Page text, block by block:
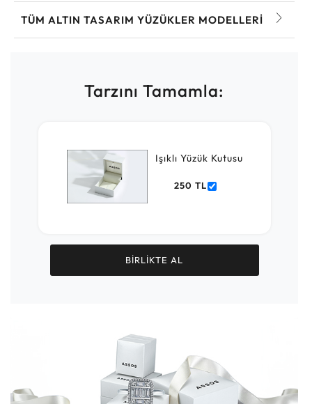
TÜM ALTIN TASARIM YÜZÜKLER MODELLERI
Tarzını Tamamla:
Işıklı Yüzük Kutusu
250 TL
BİRLİKTE AL